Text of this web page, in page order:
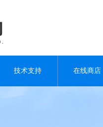
技术支持 在线商店